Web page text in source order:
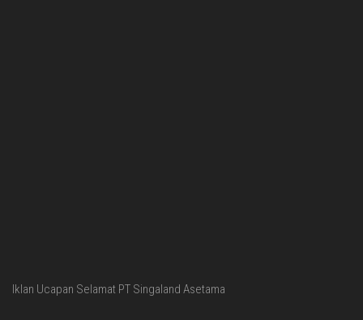
Iklan Ucapan Selamat PT Singaland Asetama